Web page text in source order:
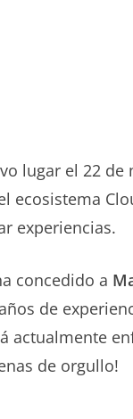
lugar el 22 de
ecosistema
experiencias.
concedido a
de
actualmente
de orgullo!